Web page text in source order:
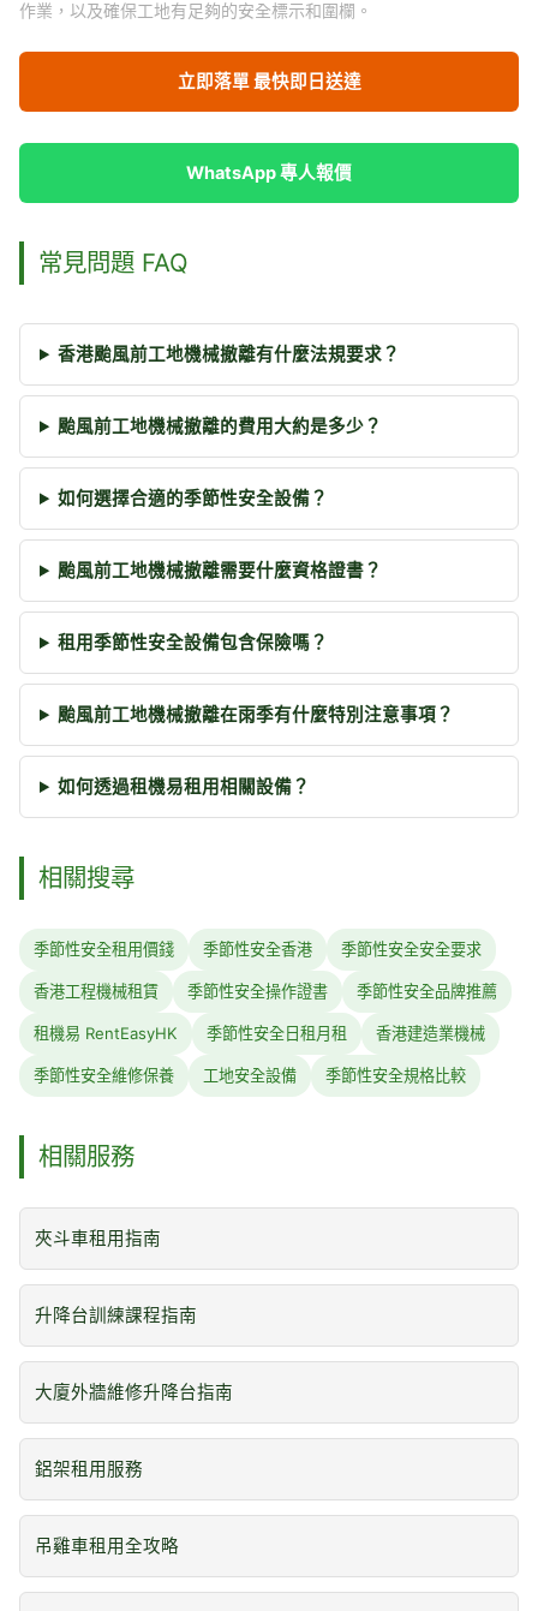
作業，以及確保工地有足夠的安全標示和圍欄。
立即落單 最快即日送達
WhatsApp 專人報價
常見問題 FAQ
香港颱風前工地機械撤離有什麼法規要求？
颱風前工地機械撤離的費用大約是多少？
如何選擇合適的季節性安全設備？
颱風前工地機械撤離需要什麼資格證書？
租用季節性安全設備包含保險嗎？
颱風前工地機械撤離在雨季有什麼特別注意事項？
如何透過租機易租用相關設備？
相關搜尋
季節性安全租用價錢 季節性安全香港 季節性安全安全要求
香港工程機械租賃 季節性安全操作證書 季節性安全品牌推薦
租機易 RentEasyHK 季節性安全日租月租 香港建造業機械
季節性安全維修保養 工地安全設備 季節性安全規格比較
相關服務
夾斗車租用指南
升降台訓練課程指南
大廈外牆維修升降台指南
鋁架租用服務
吊雞車租用全攻略